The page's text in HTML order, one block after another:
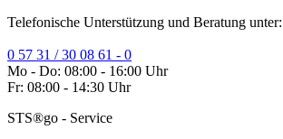
Telefonische Unterstützung und Beratung unter:
0 57 31 / 30 08 61 - 0
Mo - Do: 08:00 - 16:00 Uhr
Fr: 08:00 - 14:30 Uhr
STS®go - Service